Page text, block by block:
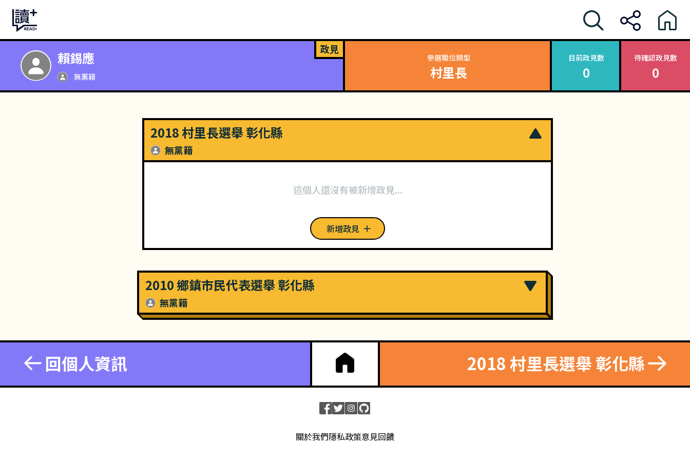
賴錫應
無黨籍
政見
參選職位類型
村里長
目前政見數
0
待確認政見數
0
2018 村里長選舉 彰化縣
無黨籍
這個人還沒有被新增政見...
新增政見
2010 鄉鎮市民代表選舉 彰化縣
無黨籍
回個人資訊 2018 村里長選舉 彰化縣
關於我們隱私政策意見回饋